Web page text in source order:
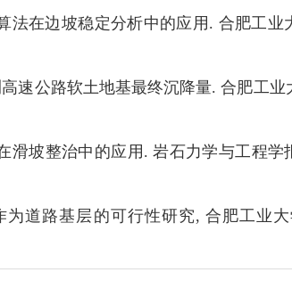
在边坡稳定分析中的应用. 合肥工业
速公路软土地基最终沉降量. 合肥工业
滑坡整治中的应用. 岩石力学与工程学
为道路基层的可行性研究, 合肥工业